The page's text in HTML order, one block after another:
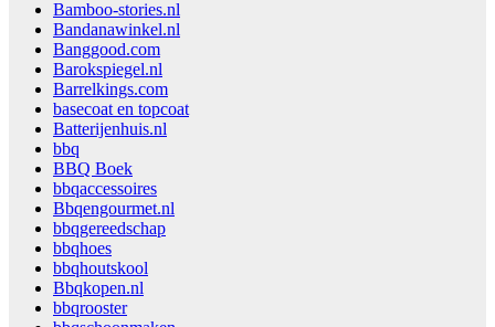
Bamboo-stories.nl
Bandanawinkel.nl
Banggood.com
Barokspiegel.nl
Barrelkings.com
basecoat en topcoat
Batterijenhuis.nl
bbq
BBQ Boek
bbqaccessoires
Bbqengourmet.nl
bbqgereedschap
bbqhoes
bbqhoutskool
Bbqkopen.nl
bbqrooster